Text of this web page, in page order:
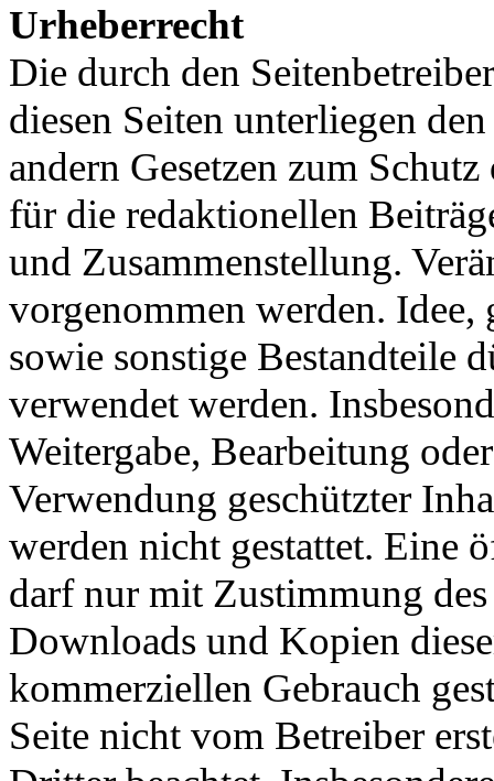
Urheberrecht
Die durch den
diesen Seiten unterliegen
andern Gesetzen zum
für die redaktionellen
und Zusammenstellung.
vorgenommen werden.
sowie sonstige Bestandteile
verwendet werden.
Weitergabe, Bearbeitung
Verwendung geschützter
werden nicht gestattet. Eine
darf nur mit Zustimmung
Downloads und Kopien
kommerziellen Gebrauch
Seite nicht vom Betreiber